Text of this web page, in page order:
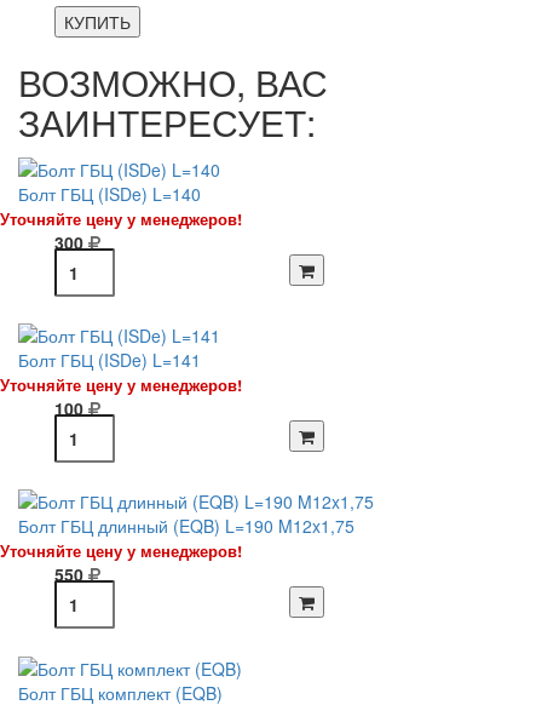
КУПИТЬ
ВОЗМОЖНО, ВАС
ЗАИНТЕРЕСУЕТ:
Болт ГБЦ (ISDe) L=140
Уточняйте цену у менеджеров!
300
Болт ГБЦ (ISDe) L=141
Уточняйте цену у менеджеров!
100
Болт ГБЦ длинный (EQB) L=190 M12x1,75
Уточняйте цену у менеджеров!
550
Болт ГБЦ комплект (EQB)